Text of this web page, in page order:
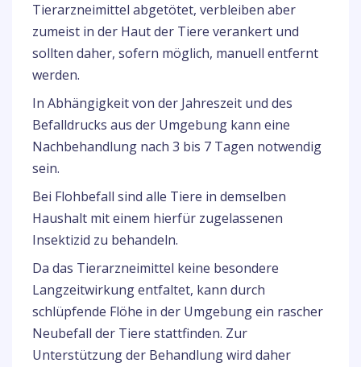
Tierarzneimittel abgetötet, verbleiben aber
zumeist in der Haut der Tiere verankert und
sollten daher, sofern möglich, manuell entfernt
werden.
In Abhängigkeit von der Jahreszeit und des
Befalldrucks aus der Umgebung kann eine
Nachbehandlung nach 3 bis 7 Tagen notwendig
sein.
Bei Flohbefall sind alle Tiere in demselben
Haushalt mit einem hierfür zugelassenen
Insektizid zu behandeln.
Da das Tierarzneimittel keine besondere
Langzeitwirkung entfaltet, kann durch
schlüpfende Flöhe in der Umgebung ein rascher
Neubefall der Tiere stattfinden. Zur
Unterstützung der Behandlung wird daher